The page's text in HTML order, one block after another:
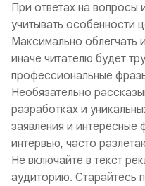
При ответах на вопросы
учитывать особенности
Максимально облегчать
иначе читателю будет
профессиональные
Необязательно
разработках и
заявления и интересные
интервью, часто
Не включайте в текст
аудиторию. Старайтесь